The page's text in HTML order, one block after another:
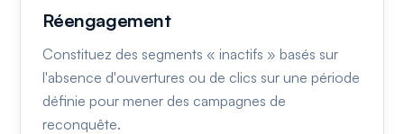
Réengagement
Constituez des segments « inactifs » basés sur
l'absence d'ouvertures ou de clics sur une période
définie pour mener des campagnes de
reconquête.